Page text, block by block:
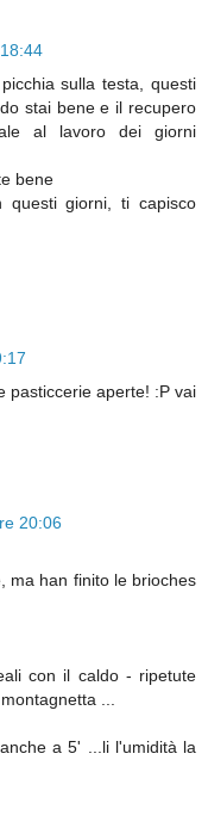
sulla testa, questi
stai bene e il recupero
al lavoro dei giorni
bene
giorni, ti capisco
pasticcerie aperte! :P vai
20:06
ma han finito le brioches
con il caldo - ripetute
...
a 5' ...li l'umidità la